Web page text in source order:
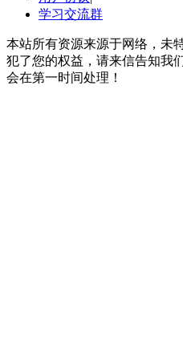
学习交流群
本站所有资源来源于网络，未
犯了您的权益，请来信告知我
会在第一时间处理！